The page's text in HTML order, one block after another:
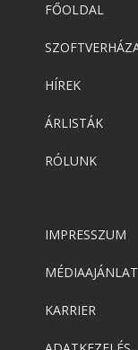
FŐOLDAL
HÍREK
ÁRLISTÁK
RÓLUNK
IMPRESSZUM
MÉDIAAJÁNLAT
KARRIER